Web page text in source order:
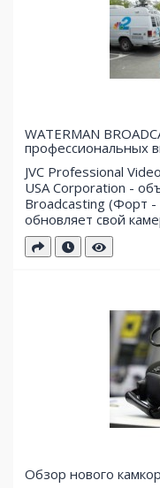
WATERMAN
профессиональных
JVC Professional
USA Corporation -
Broadcasting (Форт
обновляет свой
Обзор нового